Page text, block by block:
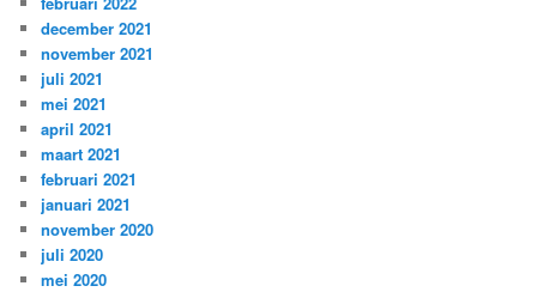
december 2021
november 2021
juli 2021
mei 2021
april 2021
maart 2021
februari 2021
januari 2021
november 2020
juli 2020
mei 2020